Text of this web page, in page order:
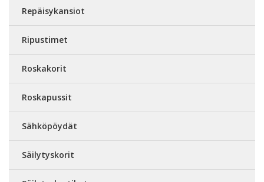
Repäisykansiot
Ripustimet
Roskakorit
Roskapussit
Sähköpöydät
Säilytyskorit